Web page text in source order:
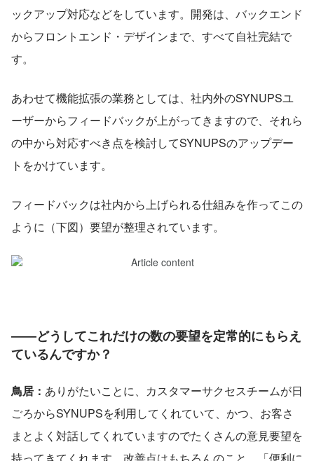
ックアップ対応などをしています。開発は、バックエンド
からフロントエンド・デザインまで、すべて自社完結で
す。
あわせて機能拡張の業務としては、社内外のSYNUPSユ
ーザーからフィードバックが上がってきますので、それら
の中から対応すべき点を検討してSYNUPSのアップデー
トをかけています。
フィードバックは社内から上げられる仕組みを作ってこの
ように（下図）要望が整理されています。
――どうしてこれだけの数の要望を定常的にもらえ
ているんですか？
鳥居： ありがたいことに、カスタマーサクセスチームが日
ごろからSYNUPSを利用してくれていて、かつ、お客さ
まとよく対話してくれていますのでたくさんの意見要望を
持ってきてくれます。改善点はもちろんのこと、「便利に